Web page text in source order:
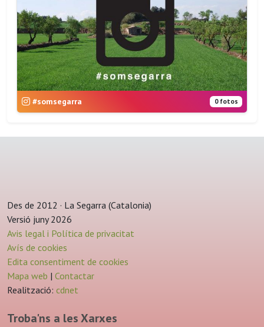
#somsegarra 0 fotos
Des de 2012 · La Segarra (Catalonia)
Versió juny 2026
Avis legal i Política de privacitat
Avís de cookies
Edita consentiment de cookies
Mapa web | Contactar
Realització: cdnet
Troba'ns a les Xarxes